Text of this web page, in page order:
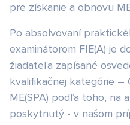
pre získanie a obnovu
Po absolvovaní
examinátorom FIE(A) je
žiadateľa zapísané
kvalifikačnej kategórie –
ME(SPA) podľa toho, na
poskytnutý - v našom